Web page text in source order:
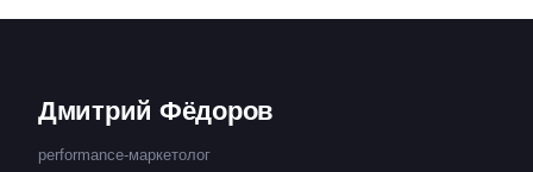
Дмитрий Фёдоров
performance-маркетолог